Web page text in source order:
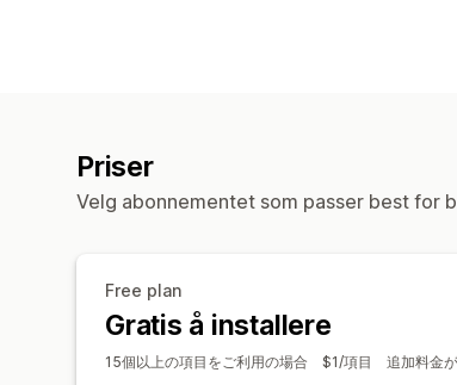
Priser
Velg abonnementet som passer best for
Free plan
Gratis å installere
15個以上の項目をご利用の場合 $1/項目 追加料金が